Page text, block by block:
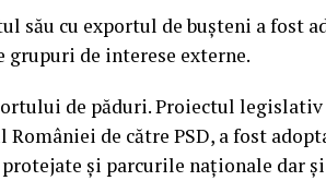
său cu exportul de bușteni a fost
de interese externe.
de păduri. Proiectul legislativ
de către PSD, a fost
și parcurile naţionale dar și